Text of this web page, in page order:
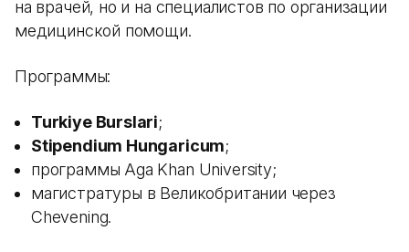
на врачей, но и на специалистов по организации
медицинской помощи.
Программы:
Turkiye Burslari;
Stipendium Hungaricum;
программы Aga Khan University;
магистратуры в Великобритании через
Chevening.